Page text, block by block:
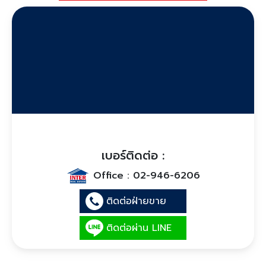
เบอร์ติดต่อ :
Office : 02-946-6206
ติดต่อฝ่ายขาย
ติดต่อผ่าน LINE